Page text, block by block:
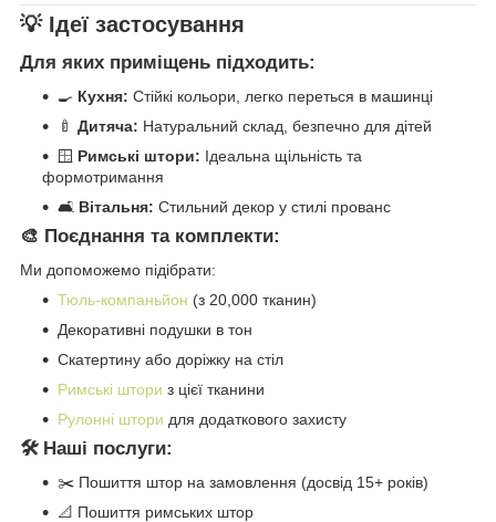
💡 Ідеї застосування
Для яких приміщень підходить:
🍳 Кухня: Стійкі кольори, легко переться в машинці
🍼 Дитяча: Натуральний склад, безпечно для дітей
🪟 Римські штори: Ідеальна щільність та
формотримання
🛋️ Вітальня: Стильний декор у стилі прованс
🎨 Поєднання та комплекти:
Ми допоможемо підібрати:
Тюль-компаньйон (з 20,000 тканин)
Декоративні подушки в тон
Скатертину або доріжку на стіл
Римські штори з цієї тканини
Рулонні штори для додаткового захисту
🛠️ Наші послуги:
✂️ Пошиття штор на замовлення (досвід 15+ років)
📐 Пошиття римських штор